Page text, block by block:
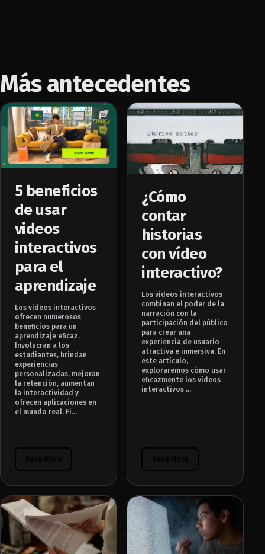
Más antecedentes
5 beneficios
de usar
videos
interactivos
para el
aprendizaje
Los videos interactivos
ofrecen numerosos
beneficios para un
aprendizaje eficaz.
Involucran a los
estudiantes, brindan
experiencias
personalizadas, mejoran
la retención, aumentan
la interactividad y
ofrecen aplicaciones en
el mundo real. Fi...
¿Cómo
contar
historias
con vídeo
interactivo?
Los vídeos interactivos
combinan el poder de la
narración con la
participación del público
para crear una
experiencia de usuario
atractiva e inmersiva. En
este artículo,
exploraremos cómo usar
eficazmente los vídeos
interactivos ...